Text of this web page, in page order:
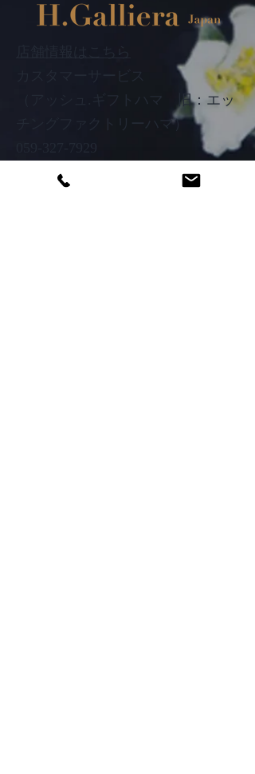
カスタマーサービス
（アッシュ.ギフトハマ 旧：エッ
チングファクトリーハマ）